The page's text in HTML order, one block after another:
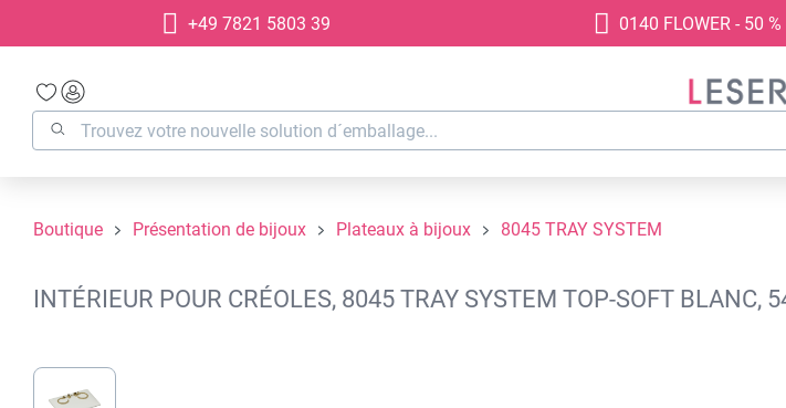
Passer à la navigation principale
+49 7821 5803 39 0140 FLOWER - 50
Boutique Présentation de bijoux Plateaux à bijoux 8045 TRAY SYSTEM
INTÉRIEUR POUR CRÉOLES, 8045 TRAY SYSTEM TOP-SOFT BLANC,
Ignorer la galerie d'images